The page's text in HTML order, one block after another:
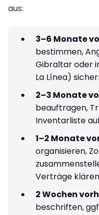
aus:
3–6 Monate
bestimmen,
Gibraltar oder
La Línea)
2–3 Monate
beauftragen,
Inventarliste
1–2 Monate
organisieren,
Verträge klären
2 Wochen
beschriften,